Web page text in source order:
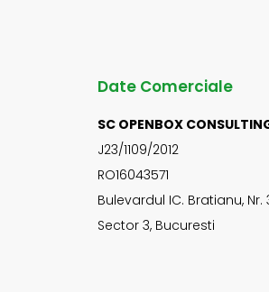
Date Comerciale
SC OPENBOX
J23/1109/2012
RO16043571
Bulevardul IC. Bratianu, Nr.
Sector 3, Bucuresti